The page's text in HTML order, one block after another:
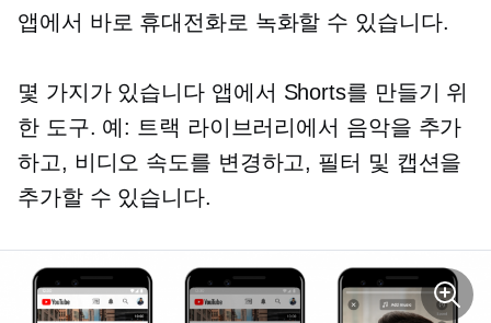
앱에서 바로 휴대전화로 녹화할 수 있습니다.
몇 가지가 있습니다 앱에서 Shorts를 만들기 위
한 도구. 예: 트랙 라이브러리에서 음악을 추가
하고, 비디오 속도를 변경하고, 필터 및 캡션을
추가할 수 있습니다.